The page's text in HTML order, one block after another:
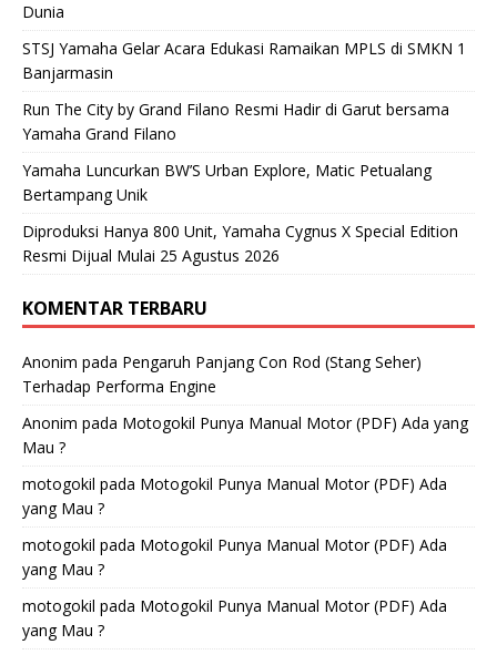
Dunia
STSJ Yamaha Gelar Acara Edukasi Ramaikan MPLS di SMKN 1
Banjarmasin
Run The City by Grand Filano Resmi Hadir di Garut bersama
Yamaha Grand Filano
Yamaha Luncurkan BW’S Urban Explore, Matic Petualang
Bertampang Unik
Diproduksi Hanya 800 Unit, Yamaha Cygnus X Special Edition
Resmi Dijual Mulai 25 Agustus 2026
KOMENTAR TERBARU
Anonim pada Pengaruh Panjang Con Rod (Stang Seher)
Terhadap Performa Engine
Anonim pada Motogokil Punya Manual Motor (PDF) Ada yang
Mau ?
motogokil pada Motogokil Punya Manual Motor (PDF) Ada
yang Mau ?
motogokil pada Motogokil Punya Manual Motor (PDF) Ada
yang Mau ?
motogokil pada Motogokil Punya Manual Motor (PDF) Ada
yang Mau ?